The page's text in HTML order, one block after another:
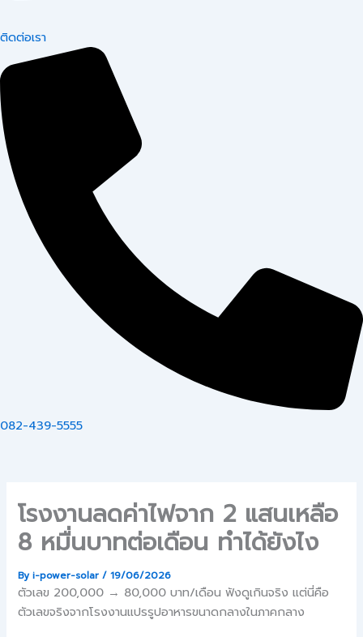
ติดต่อเรา
082-439-5555
โรงงานลดค่าไฟจาก 2 แสนเหลือ
8 หมื่นบาทต่อเดือน ทำได้ยังไง
Byi-power-solar/19/06/2026
ตัวเลข 200,000 → 80,000 บาท/เดือน ฟังดูเกินจริง แต่นี่คือ
ตัวเลขจริงจากโรงงานแปรรูปอาหารขนาดกลางในภาคกลาง